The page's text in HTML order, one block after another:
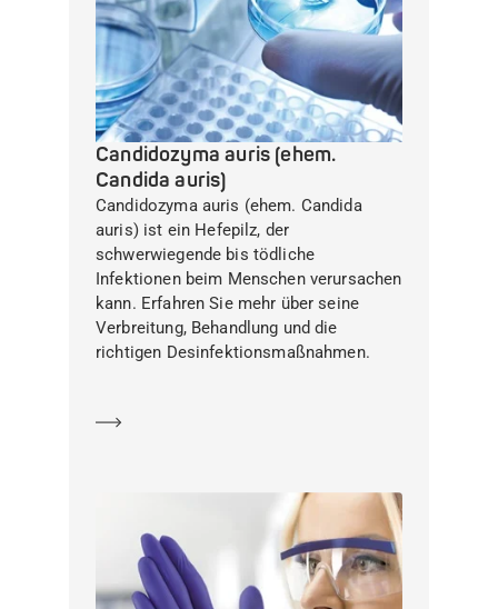
Candidozyma auris (ehem.
Candida auris)
Candidozyma auris (ehem. Candida
auris) ist ein Hefepilz, der
schwerwiegende bis tödliche
Infektionen beim Menschen verursachen
kann. Erfahren Sie mehr über seine
Verbreitung, Behandlung und die
richtigen Desinfektionsmaßnahmen.